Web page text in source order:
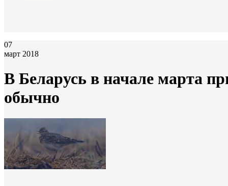
07
март 2018
В Беларусь в начале марта
обычно